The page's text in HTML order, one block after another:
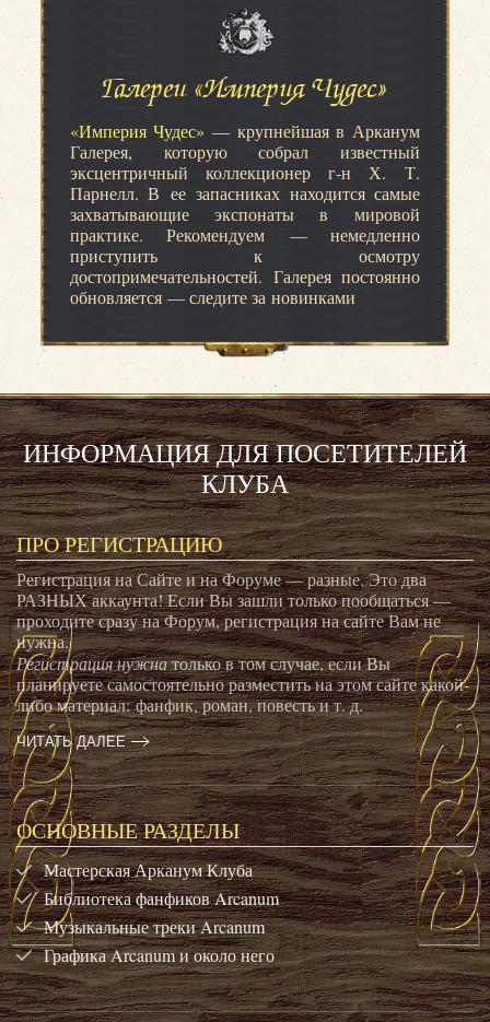
Галереи «Империя Чудес»
«Империя Чудес» —крупнейшая в Арканум
Галерея, которую собрал известный
эксцентричный коллекционер г-н Х. Т.
Парнелл. В ее запасниках находится самые
захватывающие экспонаты в мировой
практике. Рекомендуем — немедленно
приступить к осмотру
достопримечательностей. Галерея постоянно
обновляется — следите за новинками
ИНФОРМАЦИЯ ДЛЯ ПОСЕТИТЕЛЕЙ
КЛУБА
ПРО РЕГИСТРАЦИЮ
Регистрация на Сайте и на Форуме — разные. Это два
РАЗНЫХ аккаунта! Если Вы зашли только пообщаться —
проходите сразу на Форум, регистрация на сайте Вам не
нужна.
Регистрация нужнатолько в том случае, если Вы
планируете самостоятельно разместить на этом сайте какой-
либо материал: фанфик, роман, повесть и т. д.
ЧИТАТЬ ДАЛЕЕ
ОСНОВНЫЕ РАЗДЕЛЫ
Мастерская Арканум Клуба
Библиотека фанфиков Arcanum
Музыкальные треки Arcanum
Графика Arcanum и около него